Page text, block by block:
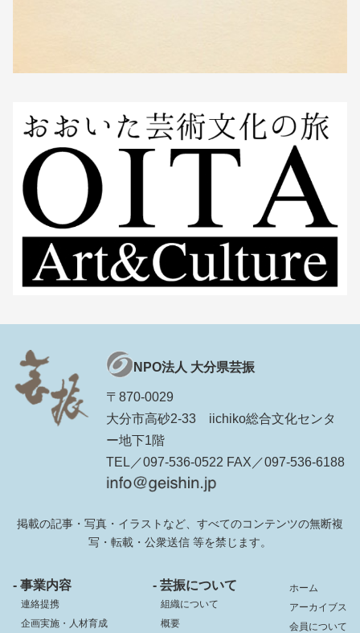
NPO法人 大分県芸振
〒870-0029
大分市高砂2-33 iichiko総合文化センタ
ー地下1階
TEL／097-536-0522 FAX／097-536-6188
掲載の記事・写真・イラストなど、すべてのコンテンツの無断複
写・転載・公衆送信 等を禁じます。
- 事業内容
連絡提携
企画実施・人材育成
- 芸振について
組織について
概要
ホーム
アーカイブス
会員について